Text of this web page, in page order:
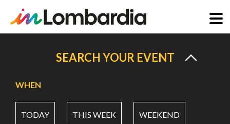
content
SEARCH YOUR EVENT
WHEN
TODAY THIS WEEK WEEKEND